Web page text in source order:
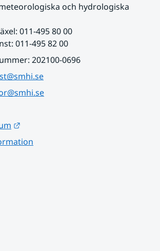
och hydrologiska
011-495 80 00
011-495 82 00
202100-0696